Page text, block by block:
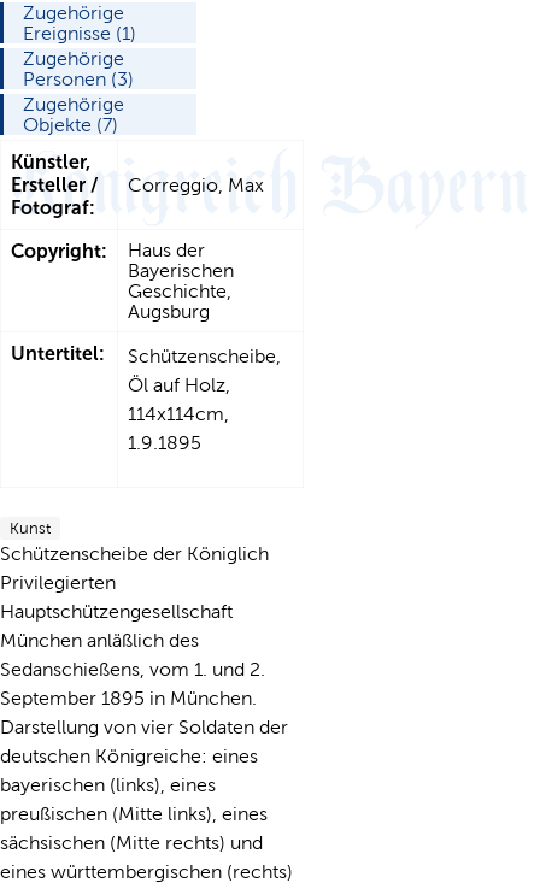
Zugehörige
Ereignisse (1)
Zugehörige
Personen (3)
Zugehörige
Objekte (7)
Künstler,
Ersteller /
Fotograf:
Correggio, Max
Copyright:
Haus der
Bayerischen
Geschichte,
Augsburg
Untertitel:
Schützenscheibe,
Öl auf Holz,
114x114cm,
1.9.1895
Kunst
Schützenscheibe der Königlich
Privilegierten
Hauptschützengesellschaft
München anläßlich des
Sedanschießens, vom 1. und 2.
September 1895 in München.
Darstellung von vier Soldaten der
deutschen Königreiche: eines
bayerischen (links), eines
preußischen (Mitte links), eines
sächsischen (Mitte rechts) und
eines württembergischen (rechts)